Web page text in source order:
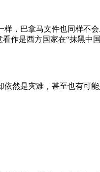
，巴拿马文件也同样不
作是西方国家在“抹黑中国
然是灾难，甚至也有可